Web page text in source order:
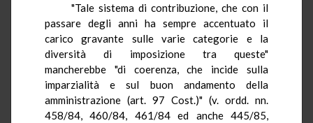
"Tale sistema di contribuzione, che con il
passare degli anni ha sempre accentuato il
carico gravante sulle varie categorie e la
diversitàdi imposizione tra queste"
mancherebbe "di coerenza, che incide sulla
imparzialità e sul buon andamento della
amministrazione (art. 97 Cost.)" (v. ordd. nn.
458/84, 460/84, 461/84 ed anche 445/85,